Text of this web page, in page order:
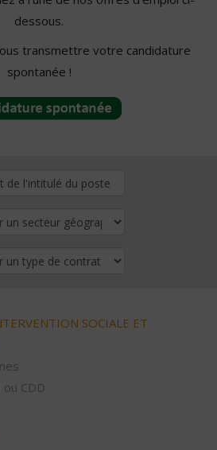
dessous.
transmettre votre candidature
spontanée !
SOCIALE ET
CDD